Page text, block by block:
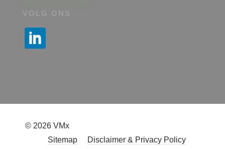
VOLG ONS
© 2026 VMx
Sitemap
Disclaimer & Privacy Policy